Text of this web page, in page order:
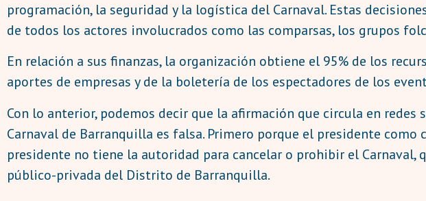
programación, la seguridad y la logística del Carnaval. Estas
de todos los actores involucrados como las comparsas, los grupos
En relación a sus finanzas, la organización obtiene el 95% de los
aportes de empresas y de la boletería de los espectadores de los
Con lo anterior, podemos decir que la afirmación que circula en
Carnaval de Barranquilla es falsa. Primero porque el presidente
presidente no tiene la autoridad para cancelar o prohibir el
público-privada del Distrito de Barranquilla.